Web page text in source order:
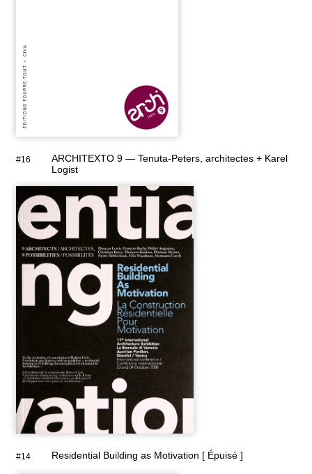
#16
ARCHITEXTO 9 — Tenuta-Peters, architectes + Karel
Logist
#14 Residential Building as Motivation [ Épuisé ]